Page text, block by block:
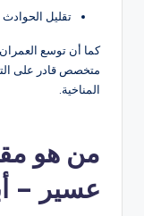
تقليل
كما أن توسع
متخصص قادر على
المناخية.
من هو
عسير –